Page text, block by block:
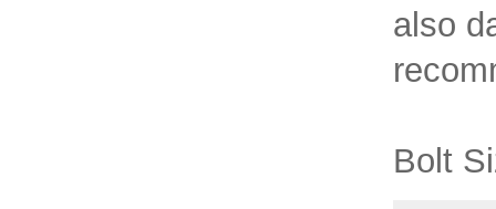
also
Bolt